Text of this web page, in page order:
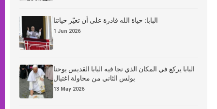
البابا: حياة الله قادرة على أن تغيّر حياتنا
1 Jun 2026
البابا يركع في المكان الذي نجا فيه البابا القديس يوحنا
بولس الثاني من محاولة اغتيال
13 May 2026